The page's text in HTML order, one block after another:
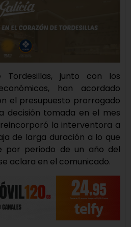
Tordesillas, junto con los
han acordado
el presupuesto prorrogado
decisión tomada en el mes
la interventora a
de larga duración a lo que
periodo de un año del
aclara en el comunicado.